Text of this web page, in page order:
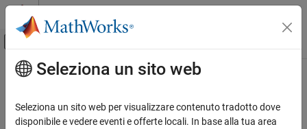
Vai al contenuto
Attiva/disattiva menu di navigazione
Pagina iniziale della documentazione
Categoria
Contenuto principale
Seleziona un sito web
Seleziona un sito web per visualizzare contenuto tradotto dove
disponibile e vedere eventi e offerte locali. In base alla tua area